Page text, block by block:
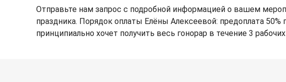
Отправьте нам запрос с подробной информацией о вашем
праздника. Порядок оплаты Елёны Алексеевой: предоплата
принципиально хочет получить весь гонорар в течение 3